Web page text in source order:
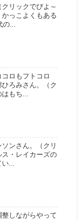
リックでびよ～
っこよくもある
...
ロもフトコロ
ろみさん。（ク
もち...
ンさん。（クリ
・レイカーズの
...
しながらやって